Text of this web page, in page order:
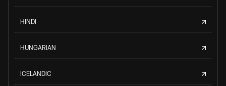
HINDI
HUNGARIAN
ICELANDIC